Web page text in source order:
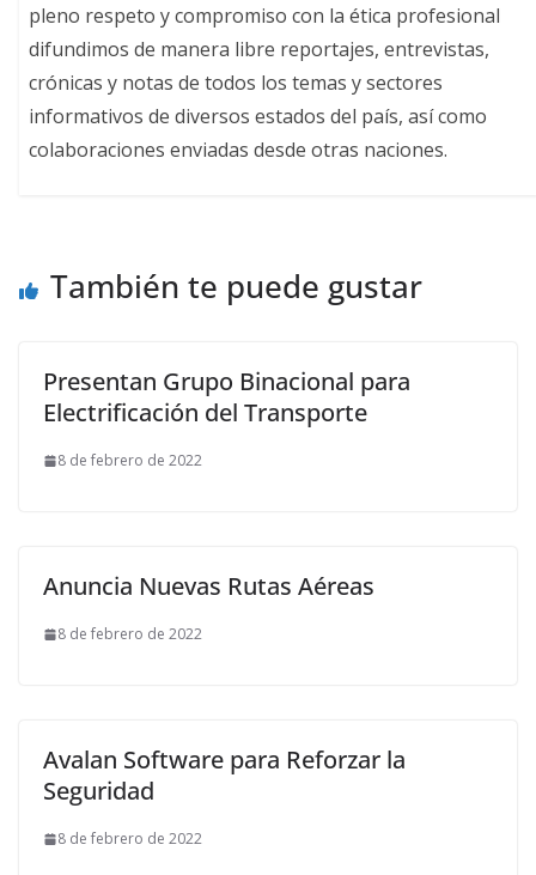
pleno respeto y compromiso con la ética profesional
difundimos de manera libre reportajes, entrevistas,
crónicas y notas de todos los temas y sectores
informativos de diversos estados del país, así como
colaboraciones enviadas desde otras naciones.
También te puede gustar
Presentan Grupo Binacional para
Electrificación del Transporte
8 de febrero de 2022
Anuncia Nuevas Rutas Aéreas
8 de febrero de 2022
Avalan Software para Reforzar la
Seguridad
8 de febrero de 2022